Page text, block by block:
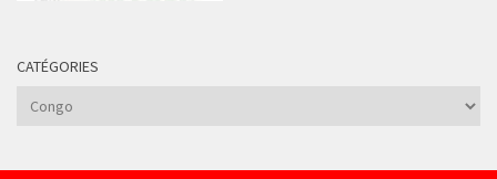
CATÉGORIES
Catégories